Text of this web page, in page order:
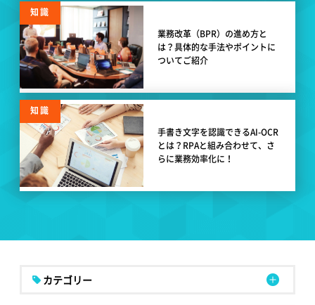
知識
業務改革（BPR）の進め方と
は？具体的な手法やポイントに
ついてご紹介
知識
手書き文字を認識できるAI-OCR
とは？RPAと組み合わせて、さ
らに業務効率化に！
カテゴリー